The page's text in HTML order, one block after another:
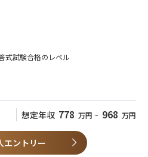
し、将来的には他業務へのローテーシ
、あるいはプロジェクトを統括するマ
あります。
修を行っていただき、部門に配属後は
を習得いただきます。独り立ちには1年
止策の策定
業務
高く、グループ会社も含め不動産業界
だきます。HD体制により各社の法務業務
式試験合格のレベル
営管理士、司法書士、弁護士等の資格を
想定年収 778 万円 ~ 968 万円
エントリー